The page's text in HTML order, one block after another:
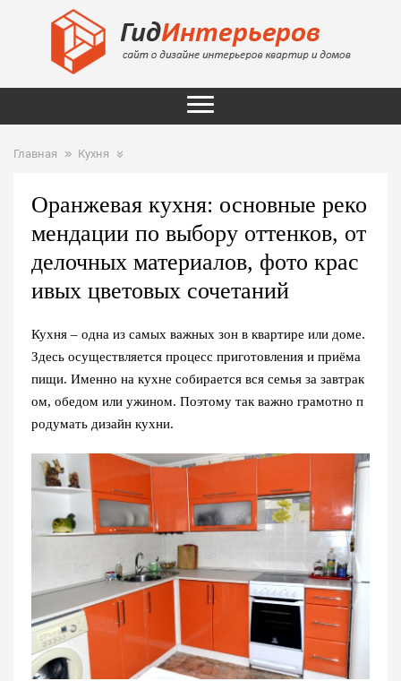
Главная Кухня
Оранжевая кухня: основные реко
мендации по выбору оттенков, от
делочных материалов, фото крас
ивых цветовых сочетаний
Кухня – одна из самых важных зон в квартире или доме.
Здесь осуществляется процесс приготовления и приёма
пищи. Именно на кухне собирается вся семья за завтрак
ом, обедом или ужином. Поэтому так важно грамотно п
родумать дизайн кухни.